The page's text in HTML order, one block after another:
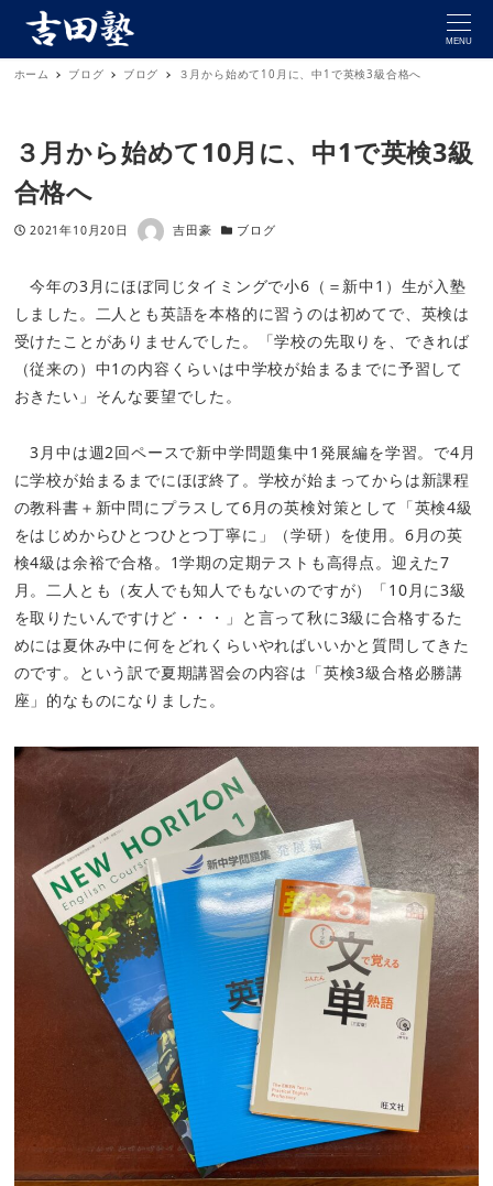
MENU
ホーム ブログ ブログ ３月から始めて10月に、中1で英検3級合格へ
３月から始めて10月に、中1で英検3級
合格へ
投稿日
2021年10月20日 著者 吉田豪 カテゴリー
ブログ
今年の3月にほぼ同じタイミングで小6（＝新中1）生が入塾
しました。二人とも英語を本格的に習うのは初めてで、英検は
受けたことがありませんでした。「学校の先取りを、できれば
（従来の）中1の内容くらいは中学校が始まるまでに予習して
おきたい」そんな要望でした。
3月中は週2回ペースで新中学問題集中1発展編を学習。で4月
に学校が始まるまでにほぼ終了。学校が始まってからは新課程
の教科書＋新中問にプラスして6月の英検対策として「英検4級
をはじめからひとつひとつ丁寧に」（学研）を使用。6月の英
検4級は余裕で合格。1学期の定期テストも高得点。迎えた7
月。二人とも（友人でも知人でもないのですが）「10月に3級
を取りたいんですけど・・・」と言って秋に3級に合格するた
めには夏休み中に何をどれくらいやればいいかと質問してきた
のです。という訳で夏期講習会の内容は「英検3級合格必勝講
座」的なものになりました。